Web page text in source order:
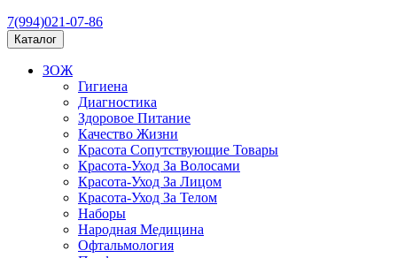
7(994)021-07-86
Каталог
ЗОЖ
Гигиена
Диагностика
Здоровое Питание
Качество Жизни
Красота Сопутствующие Товары
Красота-Уход За Волосами
Красота-Уход За Лицом
Красота-Уход За Телом
Наборы
Народная Медицина
Офтальмология